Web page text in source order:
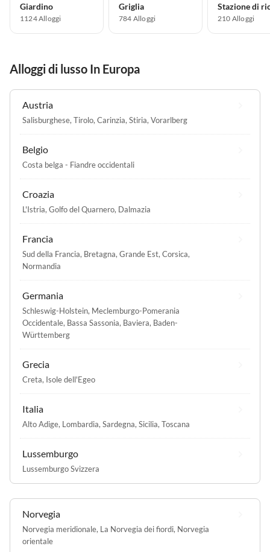
Giardino
1124 Alloggi
Griglia
784 Alloggi 210 Alloggi
Alloggi di lusso In Europa
Austria
Salisburghese, Tirolo, Carinzia, Stiria, Vorarlberg
Belgio
Costa belga - Fiandre occidentali
Croazia
L'Istria, Golfo del Quarnero, Dalmazia
Francia
Sud della Francia, Bretagna, Grande Est, Corsica,
Normandia
Germania
Schleswig-Holstein, Meclemburgo-Pomerania
Occidentale, Bassa Sassonia, Baviera, Baden-
Württemberg
Grecia
Creta, Isole dell'Egeo
Italia
Alto Adige, Lombardia, Sardegna, Sicilia, Toscana
Lussemburgo
Lussemburgo Svizzera
Norvegia
Norvegia meridionale, La Norvegia dei fiordi, Norvegia
orientale